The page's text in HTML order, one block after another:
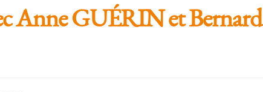
Anne GUÉRIN et Bernard